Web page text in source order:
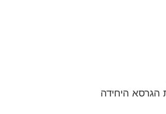
הגרסא היחידה